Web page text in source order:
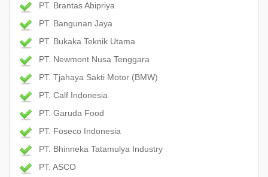
PT. Brantas Abipriya
PT. Bangunan Jaya
PT. Bukaka Teknik Utama
PT. Newmont Nusa Tenggara
PT. Tjahaya Sakti Motor (BMW)
PT. Calf Indonesia
PT. Garuda Food
PT. Foseco Indonesia
PT. Bhinneka Tatamulya Industry
PT. ASCO